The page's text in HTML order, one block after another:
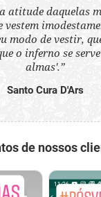
atitude daquelas
vestem
modo de vestir,
o inferno se
almas'.”
Santo Cura D'Ars
de nossos